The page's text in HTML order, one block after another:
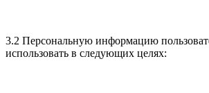
3.2 Персональную информацию
использовать в следующих целях: